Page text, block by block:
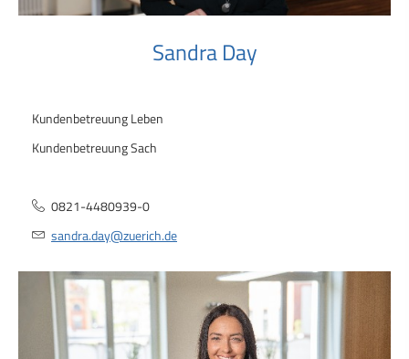
Sandra Day
Kundenbetreuung Leben
Kundenbetreuung Sach
0821-4480939-0
sandra.day@zuerich.de